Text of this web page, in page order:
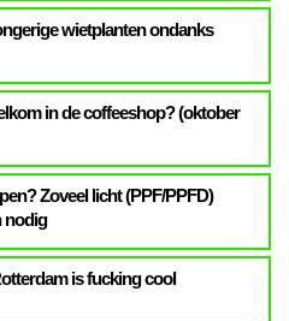
wietplanten ondanks
in de coffeeshop? (oktober
Zoveel licht (PPF/PPFD)
nodig
is fucking cool